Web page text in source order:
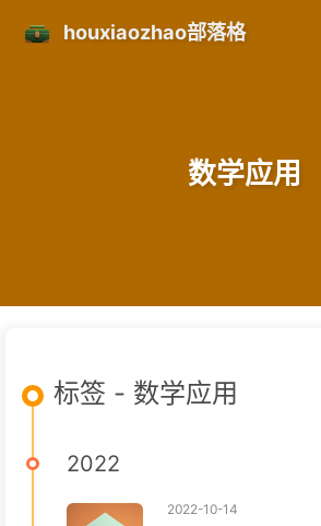
houxiaozhao部落格
数学应用
标签 - 数学应用
2022
2022-10-14